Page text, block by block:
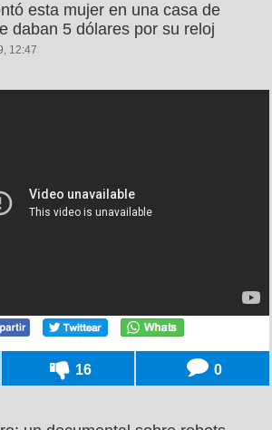
esta mujer en una casa de
daban 5 dólares por su reloj
12:47
16 0